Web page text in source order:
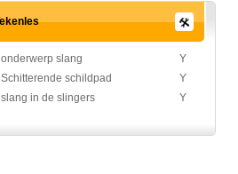
slang
Y
schildpad
Y
in de slingers
Y